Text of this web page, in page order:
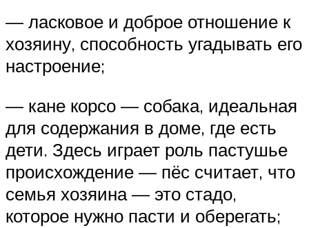
— ласковое и доброе отношение к
хозяину, способность угадывать его
настроение;
— кане корсо — собака, идеальная
для содержания в доме, где есть
дети. Здесь играет роль пастушье
происхождение — пёс считает, что
семья хозяина — это стадо,
которое нужно пасти и оберегать;